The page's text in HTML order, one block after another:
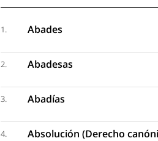
1. Abades
2. Abadesas
3. Abadías
4. Absolución (Derecho